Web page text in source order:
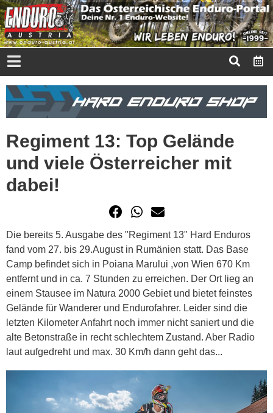
Regiment 13: Top Gelände
und viele Österreicher mit
dabei!
Die bereits 5. Ausgabe des "Regiment 13" Hard Enduros
fand vom 27. bis 29.August in Rumänien statt. Das Base
Camp befindet sich in Poiana Marului ,von Wien 670 Km
entfernt und in ca. 7 Stunden zu erreichen. Der Ort lieg an
einem Stausee im Natura 2000 Gebiet und bietet feinstes
Gelände für Wanderer und Endurofahrer. Leider sind die
letzten Kilometer Anfahrt noch immer nicht saniert und die
alte Betonstraße in recht schlechtem Zustand. Aber Radio
laut aufgedreht und max. 30 Km/h dann geht das...